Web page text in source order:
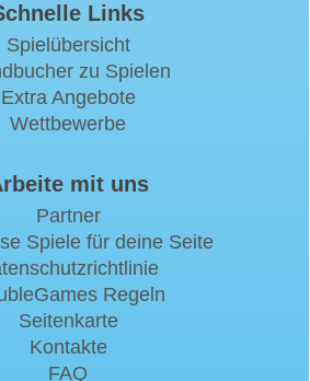
Links
Spielübersicht
zu Spielen
Extra Angebote
Wettbewerbe
mit uns
Partner
Spiele für deine Seite
Regeln
Seitenkarte
Kontakte
FAQ